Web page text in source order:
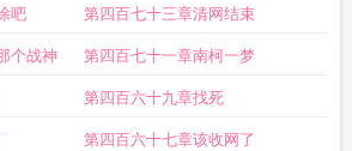
军团主帅叶倾天战神叶君怡战神叶君免费阅读
战神叶军独胆王免费观看战神叶军胆码
胆码 战神叶军临战神叶军今天更新
杀6尾 战神叶君临档案免费阅读战神叶军今天3.2.1
吧 第四百七十三章清网结束
个战神 第四百七十一章南柯一梦
第四百六十九章找死
第四百六十七章该收网了